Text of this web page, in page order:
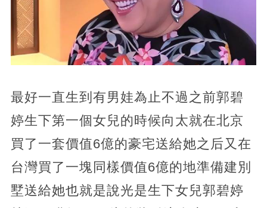
最好一直生到有男娃為止不過之前郭碧
婷生下第一個女兒的時候向太就在北京
買了一套價值6億的豪宅送給她之后又在
台灣買了一塊同樣價值6億的地準備建別
墅送給她也就是說光是生下女兒郭碧婷